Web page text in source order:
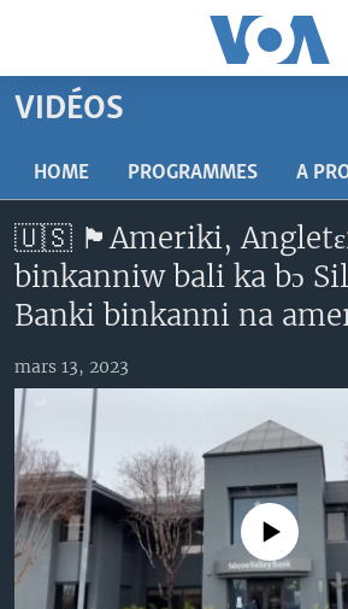
Menu
principal
la
navigation
principale
Retour
recherche
MALI KURA
RADIO
TABALE
AN BA FO!
ÉTATS-UNIS
Learning English
SUIVEZ-NOUS
Langues
VIDÉOS
HOME PROGRAMMES A
🇺🇸 🏴󠁧󠁢󠁥󠁮󠁧󠁿Ameriki,
binkanniw bali ka bɔ
Banki binkanni na
mars 13, 2023
No media source